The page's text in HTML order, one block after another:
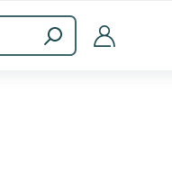
Accesorios informáticos